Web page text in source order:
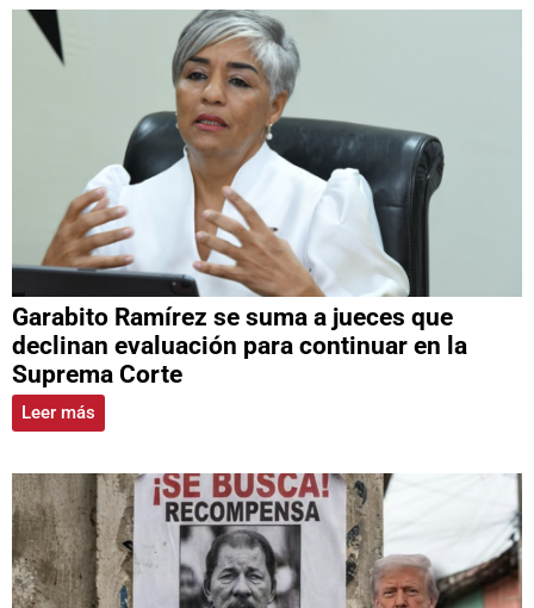
Garabito Ramírez se suma a jueces que
declinan evaluación para continuar en la
Suprema Corte
Leer más